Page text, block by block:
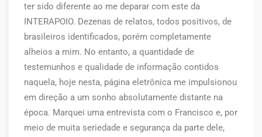
ter sido diferente ao me deparar com este da
INTERAPOIO. Dezenas de relatos, todos positivos, de
brasileiros identificados, porém completamente
alheios a mim. No entanto, a quantidade de
testemunhos e qualidade de informação contidos
naquela, hoje nesta, página eletrônica me impulsionou
em direção a um sonho absolutamente distante na
época. Marquei uma entrevista com o Francisco e, por
meio de muita seriedade e segurança da parte dele,